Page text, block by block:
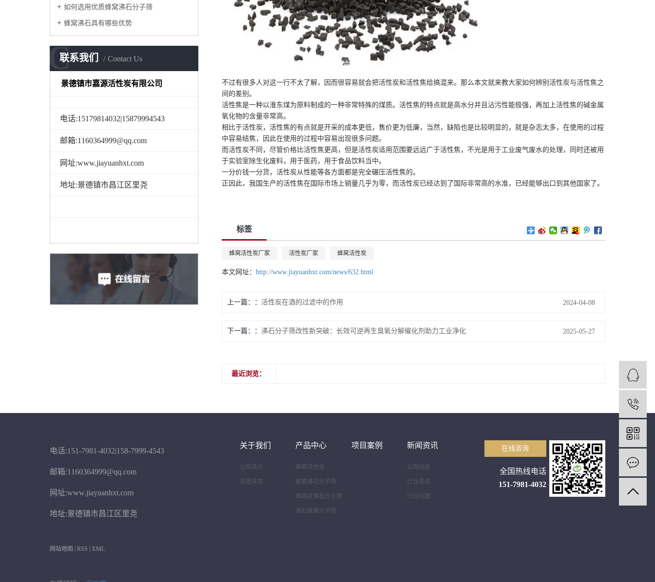
如何选用优质蜂窝沸石分子筛
蜂窝沸石具有哪些优势
联系我们 Contact Us
C
景德镇市嘉源活性炭有限公司
电话:15179814032|15879994543
邮箱:1160364999@qq.com
网址:www.jiayuanhxt.com
地址:景德镇市昌江区里尧
不过有很多人对这一行不太了解，因而很容易就会把活性炭和活性焦给搞混来。那么本文就来教大家如何辨别活性炭与活性焦之
间的差别。
活性焦是一种以淮东煤为原料制成的一种非常特殊的煤质。活性焦的特点就是高水分并且沾污性能极强，再加上活性焦的碱金属
氧化物的含量非常高。
相比于活性炭，活性焦的有点就是开采的成本更低，售价更为低廉，当然，缺陷也是比较明显的，就是杂志太多，在使用的过程
中容易结焦，因此在使用的过程中容易出现很多问题。
而活性炭不同，尽管价格比活性焦更高，但是活性炭适用范围要远远广于活性焦，不光是用于工业废气废水的处理，同时还被用
于实验室除生化废料，用于医药，用于食品饮料当中。
一分价钱一分货，活性炭从性能等各方面都是完全碾压活性焦的。
正因此，我国生产的活性焦在国际市场上销量几乎为零，而活性炭已经达到了国际非常高的水准，已经能够出口到其他国家了。
标签
蜂窝活性炭厂家 活性炭厂家 蜂窝活性炭
本文网址： http://www.jiayuanhxt.com/news/632.html
上一篇： 活性炭在酒的过滤中的作用 2024-04-08
下一篇： 沸石分子筛改性新突破：长效可逆再生臭氧分解催化剂助力工业净化 2025-05-27
最近浏览：
电话:151-7981-4032|158-7999-4543
邮箱:1160364999@qq.com
网址:www.jiayuanhxt.com
地址:景德镇市昌江区里尧
网站地图 RSS XML
关于我们
公司简介
资质荣誉
产品中心
蜂窝活性炭
蜂窝沸石分子筛
蜂窝状沸石分子筛
沸石蜂窝分子筛
项目案例 新闻资讯
公司动态
行业资讯
行业问题
在线咨询
全国热线电话
151-7981-4032